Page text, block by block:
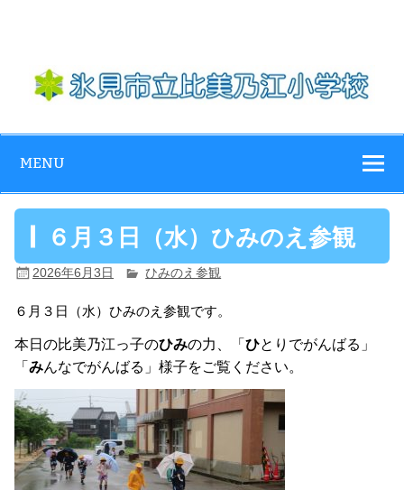
content
江小学校
MENU
６月３日（水）ひみのえ参観
2026年6月3日 ひみのえ参観
６月３ 日（水）ひみのえ参観です。
本日の比美乃江っ子のひみの力、「 ひとりでがんばる」
「 みんなでがんばる」様子をご覧ください。